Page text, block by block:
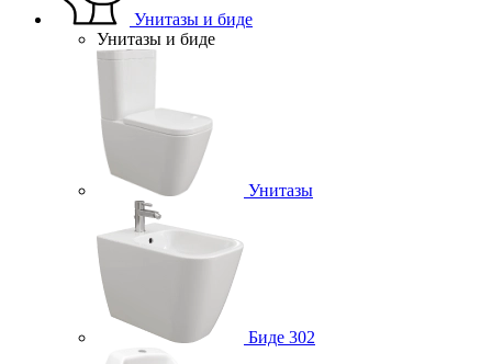
Унитазы и биде
Унитазы и биде
Унитазы
Биде 302